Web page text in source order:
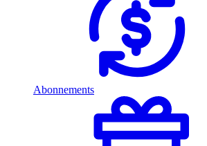
Abonnements